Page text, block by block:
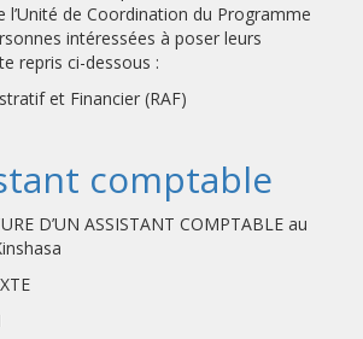
l’Unité de Coordination du Programme
intéressées à poser leurs
repris ci-dessous :
et Financier (RAF)
comptable
D’UN ASSISTANT COMPTABLE au